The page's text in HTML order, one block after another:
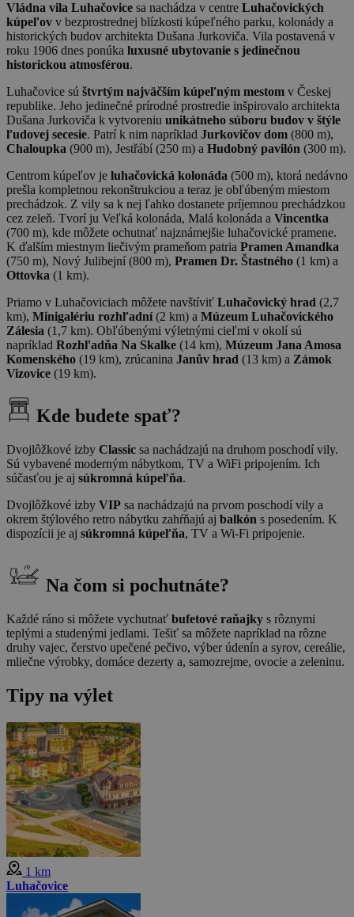
Vládna vila Luhačovice sa nachádza v centre Luhačovických
kúpeľov v bezprostrednej blízkosti kúpeľného parku, kolonády a
historických budov architekta Dušana Jurkoviča. Vila postavená v
roku 1906 dnes ponúka luxusné ubytovanie s jedinečnou
historickou atmosférou.
Luhačovice sú štvrtým najväčším kúpeľným mestom v Českej
republike. Jeho jedinečné prírodné prostredie inšpirovalo architekta
Dušana Jurkoviča k vytvoreniu unikátneho súboru budov v štýle
ľudovej secesie. Patrí k nim napríklad Jurkovičov dom (800 m),
Chaloupka (900 m), Jestřábí (250 m) a Hudobný pavilón (300 m).
Centrom kúpeľov je luhačovická kolonáda (500 m), ktorá nedávno
prešla kompletnou rekonštrukciou a teraz je obľúbeným miestom
prechádzok. Z vily sa k nej ľahko dostanete príjemnou prechádzkou
cez zeleň. Tvorí ju Veľká kolonáda, Malá kolonáda a Vincentka
(700 m), kde môžete ochutnať najznámejšie luhačovické pramene.
K ďalším miestnym liečivým prameňom patria Pramen Amandka
(750 m), Nový Julibejní (800 m), Pramen Dr. Štastného (1 km) a
Ottovka (1 km).
Priamo v Luhačoviciach môžete navštíviť Luhačovický hrad (2,7
km), Minigalériu rozhľadní(2 km) a Múzeum Luhačovického
Zálesia (1,7 km). Obľúbenými výletnými cieľmi v okolí sú
napríklad Rozhľadňa Na Skalke (14 km), Múzeum Jana Amosa
Komenského (19 km), zrúcanina Janův hrad (13 km) a Zámok
Vizovice (19 km).
Kde budete spať?
Dvojlôžkové izby Classic sa nachádzajú na druhom poschodí vily.
Sú vybavené moderným nábytkom, TV a WiFi pripojením. Ich
súčasťou je aj súkromná kúpeľňa.
Dvojlôžkové izby VIP sa nachádzajú na prvom poschodí vily a
okrem štýlového retro nábytku zahŕňajú aj balkón s posedením. K
dispozícii je aj súkromná kúpeľňa, TV a Wi-Fi pripojenie.
Na čom si pochutnáte?
Každé ráno si môžete vychutnať bufetové raňajky s rôznymi
teplými a studenými jedlami. Tešiť sa môžete napríklad na rôzne
druhy vajec, čerstvo upečené pečivo, výber údenín a syrov, cereálie,
mliečne výrobky, domáce dezerty a, samozrejme, ovocie a zeleninu.
Tipy na výlet
1 km
Luhačovice